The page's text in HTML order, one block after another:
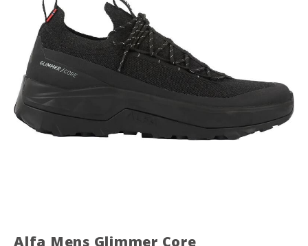
Alfa Mens Glimmer Core